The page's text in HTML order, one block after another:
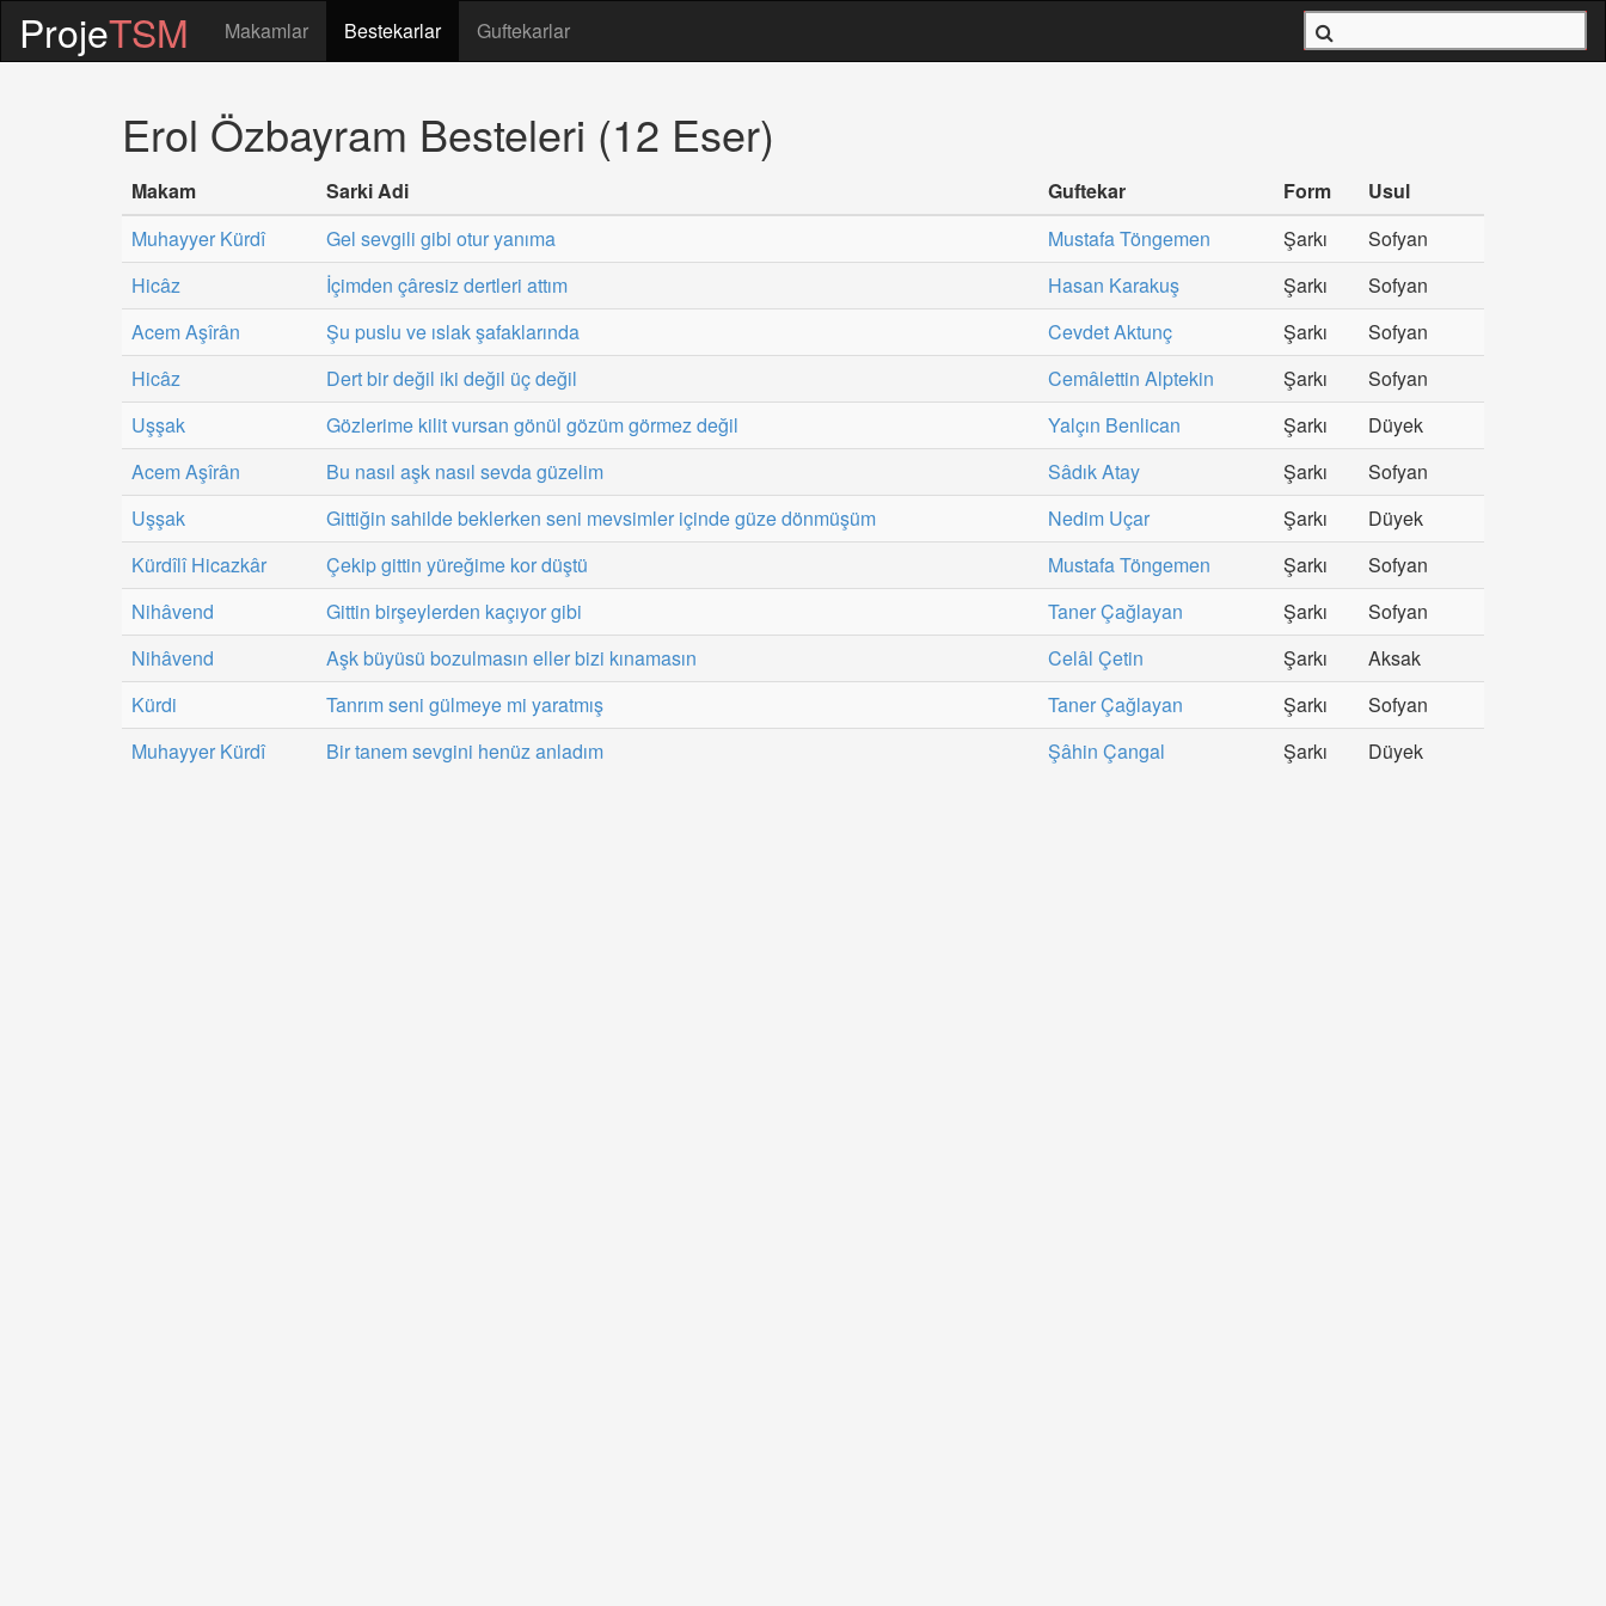
ProjeTSM Makamlar Bestekarlar Guftekarlar
Erol Özbayram Besteleri (12 Eser)
Makam Sarki Adi Guftekar Form
Usul
Muhayyer Kürdî
Gel sevgili gibi otur yanıma Mustafa Töngemen Şarkı
Sofyan
Hicâz
İçimden çâresiz dertleri attım Hasan Karakuş Şarkı
Sofyan
Acem Aşîrân
Şu puslu ve ıslak şafaklarında Cevdet Aktunç Şarkı
Sofyan
Hicâz
Dert bir değil iki değil üç değil Cemâlettin Alptekin Şarkı
Sofyan
Uşşak
Gözlerime kilit vursan gönül gözüm görmez değil Yalçın Benlican Şarkı
Düyek
Acem Aşîrân
Bu nasıl aşk nasıl sevda güzelim Sâdık Atay Şarkı
Sofyan
Uşşak
Gittiğin sahilde beklerken seni mevsimler içinde güze dönmüşüm Nedim Uçar Şarkı
Düyek
Kürdîlî Hicazkâr
Çekip gittin yüreğime kor düştü Mustafa Töngemen Şarkı
Sofyan
Nihâvend
Gittin birşeylerden kaçıyor gibi Taner Çağlayan Şarkı
Sofyan
Nihâvend
Aşk büyüsü bozulmasın eller bizi kınamasın Celâl Çetin Şarkı
Aksak
Kürdi
Tanrım seni gülmeye mi yaratmış Taner Çağlayan Şarkı
Sofyan
Muhayyer Kürdî
Bir tanem sevgini henüz anladım Şâhin Çangal Şarkı Düyek